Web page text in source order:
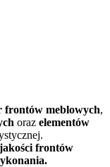
frontów meblowych,
oraz elementów
frontów